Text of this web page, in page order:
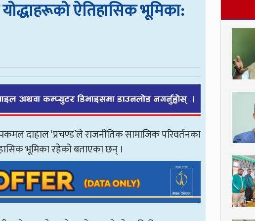
ऐतिहासिक भूमिका:
दाहाल ‘प्रचण्ड’ले राजनीतिक सामाजिक परिवर्तनका
भूमिका रहेको बताएका छन् ।